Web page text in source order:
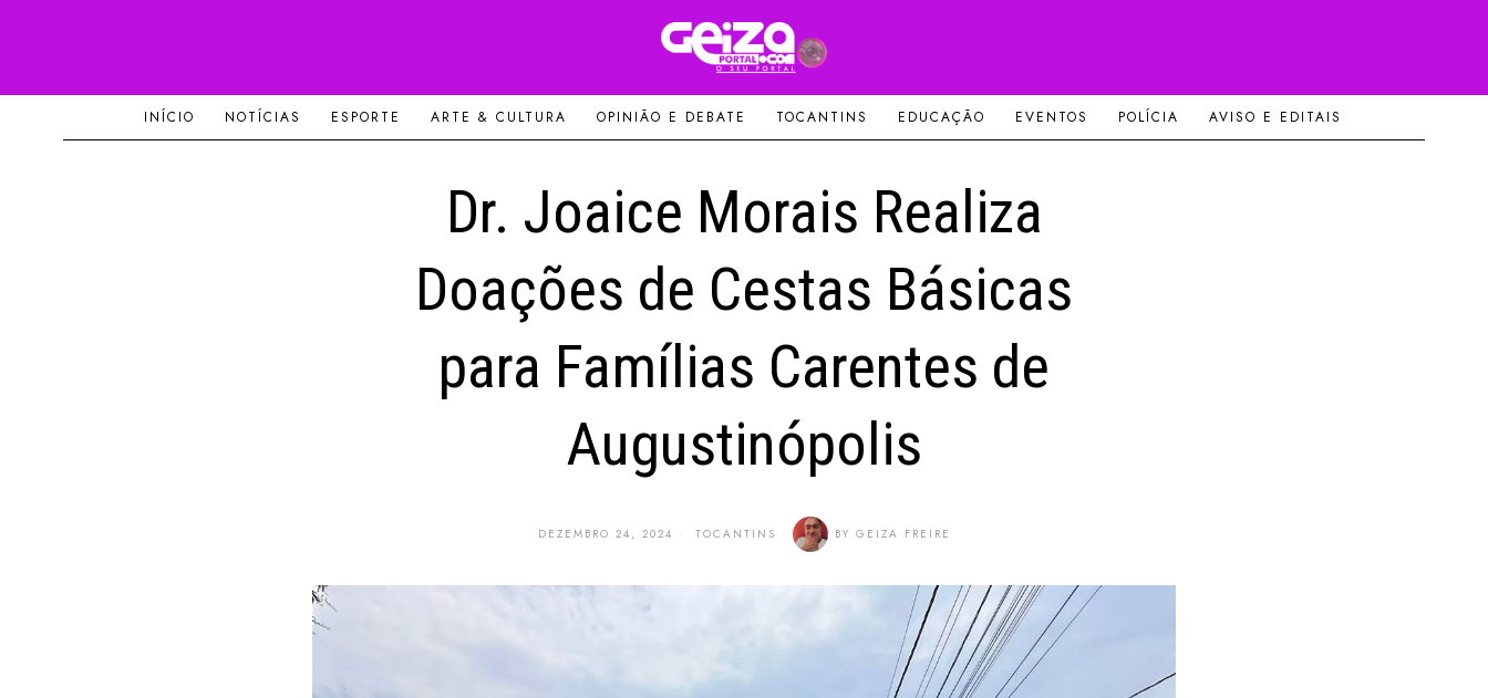
INÍCIO NOTÍCIAS ESPORTE ARTE & CULTURA OPINIÃO E DEBATE TOCANTINS EDUCAÇÃO EVENTOS POLÍCIA AVISO E EDITAIS
Dr. Joaice Morais Realiza
Doações de Cestas Básicas
para Famílias Carentes de
Augustinópolis
DEZEMBRO 24, 2024 TOCANTINS BY GEIZA FREIRE